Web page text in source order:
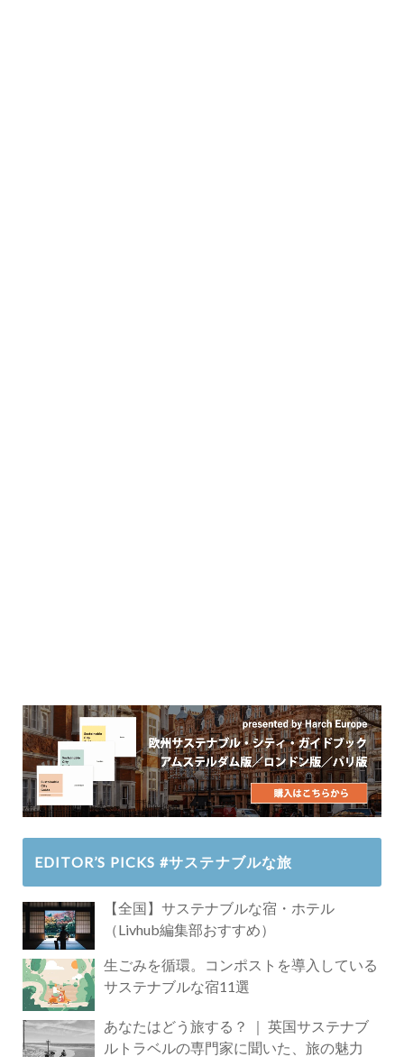
EDITOR’S PICKS #サステナブルな旅
【全国】サステナブルな宿・ホテル
（Livhub編集部おすすめ）
生ごみを循環。コンポストを導入している
サステナブルな宿11選
あなたはどう旅する？ ｜ 英国サステナブ
ルトラベルの専門家に聞いた、旅の魅力